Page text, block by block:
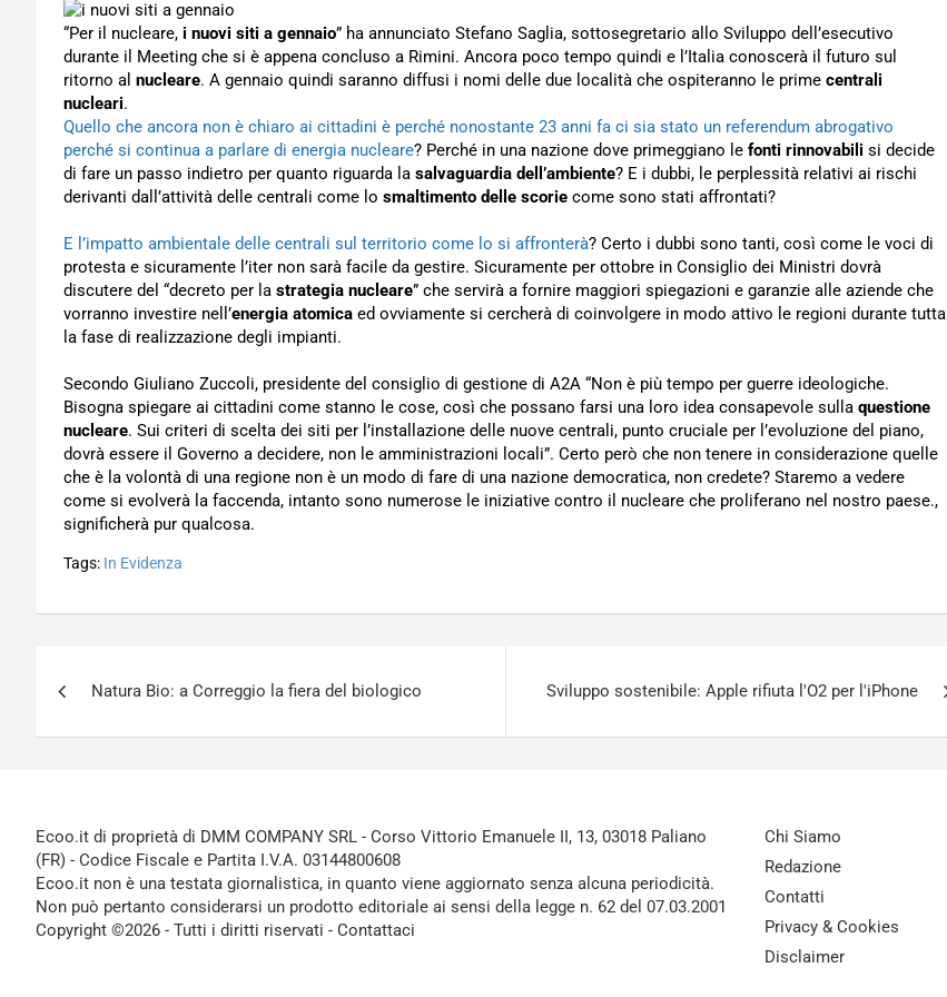
“Per il nucleare, i nuovi siti a gennaio” ha annunciato Stefano Saglia, sottosegretario allo Sviluppo dell’esecutivo
durante il Meeting che si è appena concluso a Rimini. Ancora poco tempo quindi e l’Italia conoscerà il futuro sul
ritorno al nucleare. A gennaio quindi saranno diffusi i nomi delle due località che ospiteranno le prime centrali
nucleari.
Quello che ancora non è chiaro ai cittadini è perché nonostante 23 anni fa ci sia stato un referendum abrogativo
perché si continua a parlare di energia nucleare? Perché in una nazione dove primeggiano le fonti rinnovabili si decide
di fare un passo indietro per quanto riguarda la salvaguardia dell’ambiente? E i dubbi, le perplessità relativi ai rischi
derivanti dall’attività delle centrali come lo smaltimento delle scorie come sono stati affrontati?
E l’impatto ambientale delle centrali sul territorio come lo si affronterà? Certo i dubbi sono tanti, così come le voci di
protesta e sicuramente l’iter non sarà facile da gestire. Sicuramente per ottobre in Consiglio dei Ministri dovrà
discutere del “decreto per la strategia nucleare” che servirà a fornire maggiori spiegazioni e garanzie alle aziende che
vorranno investire nell’energia atomica ed ovviamente si cercherà di coinvolgere in modo attivo le regioni durante tutta
la fase di realizzazione degli impianti.
Secondo Giuliano Zuccoli, presidente del consiglio di gestione di A2A “Non è più tempo per guerre ideologiche.
Bisogna spiegare ai cittadini come stanno le cose, così che possano farsi una loro idea consapevole sulla questione
nucleare. Sui criteri di scelta dei siti per l’installazione delle nuove centrali, punto cruciale per l’evoluzione del piano,
dovrà essere il Governo a decidere, non le amministrazioni locali”. Certo però che non tenere in considerazione quelle
che è la volontà di una regione non è un modo di fare di una nazione democratica, non credete? Staremo a vedere
come si evolverà la faccenda, intanto sono numerose le iniziative contro il nucleare che proliferano nel nostro paese.,
significherà pur qualcosa.
Tags: In Evidenza
Natura Bio: a Correggio la fiera del biologico Sviluppo sostenibile: Apple rifiuta l'O2 per l'iPhone
Ecoo.it di proprietà di DMM COMPANY SRL - Corso Vittorio Emanuele II, 13, 03018 Paliano
(FR) - Codice Fiscale e Partita I.V.A. 03144800608
Ecoo.it non è una testata giornalistica, in quanto viene aggiornato senza alcuna periodicità.
Non può pertanto considerarsi un prodotto editoriale ai sensi della legge n. 62 del 07.03.2001
Copyright ©2026 - Tutti i diritti riservati - Contattaci
Chi Siamo
Redazione
Contatti
Privacy & Cookies
Disclaimer